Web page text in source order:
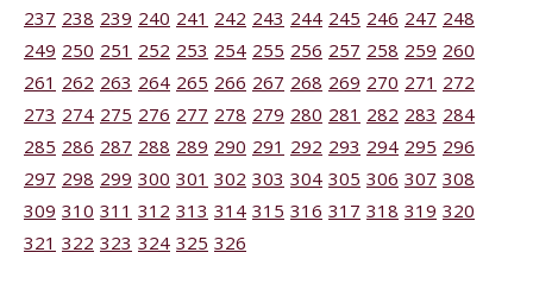
237 238 239 240 241 242 243 244 245 246 247 248
249 250 251 252 253 254 255 256 257 258 259 260
261 262 263 264 265 266 267 268 269 270 271 272
273 274 275 276 277 278 279 280 281 282 283 284
285 286 287 288 289 290 291 292 293 294 295 296
297 298 299 300 301 302 303 304 305 306 307 308
309 310 311 312 313 314 315 316 317 318 319 320
321 322 323 324 325 326